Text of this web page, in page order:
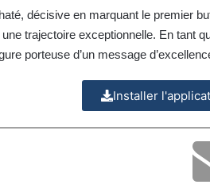
décisive en marquant le premier
trajectoire exceptionnelle. En tant
porteuse d’un message
Installer